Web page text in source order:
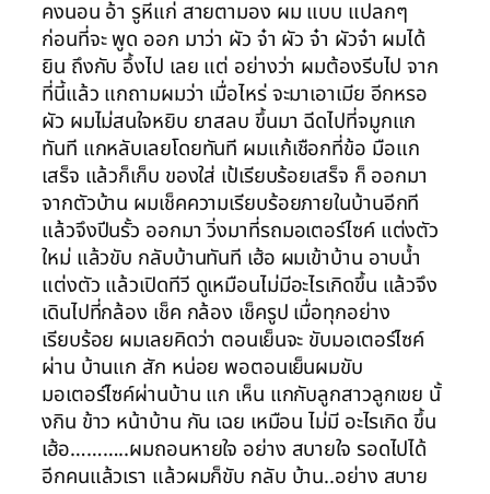
คงนอน อ้า รูหีแก่ สายตามอง ผม แบบ แปลกๆ
ก่อนที่จะ พูด ออก มาว่า ผัว จ๋า ผัว จ๋า ผัวจ๋า ผมได้
ยิน ถึงกับ อึ้งไป เลย แต่ อย่างว่า ผมต้องรีบไป จาก
ที่นี้แล้ว แกถามผมว่า เมื่อไหร่ จะมาเอาเมีย อีกหรอ
ผัว ผมไม่สนใจหยิบ ยาสลบ ขึ้นมา ฉีดไปที่จมูกแก
ทันที แกหลับเลยโดยทันที ผมแก้เชือกที่ข้อ มือแก
เสร็จ แล้วก็เก็บ ของใส่ เป้เรียบร้อยเสร็จ ก็ ออกมา
จากตัวบ้าน ผมเช็คความเรียบร้อยภายในบ้านอีกที
แล้วจึงปีนรั้ว ออกมา วิ่งมาที่รถมอเตอร์ไซค์ แต่งตัว
ใหม่ แล้วขับ กลับบ้านทันที เฮ้อ ผมเข้าบ้าน อาบน้ำ
แต่งตัว แล้วเปิดทีวี ดูเหมือนไม่มีอะไรเกิดขึ้น แล้วจึง
เดินไปที่กล้อง เช็ค กล้อง เช็ครูป เมื่อทุกอย่าง
เรียบร้อย ผมเลยคิดว่า ตอนเย็นจะ ขับมอเตอร์ไซค์
ผ่าน บ้านแก สัก หน่อย พอตอนเย็นผมขับ
มอเตอร์ไซค์ผ่านบ้าน แก เห็น แกกับลูกสาวลูกเขย นั้
งกิน ข้าว หน้าบ้าน กัน เฉย เหมือน ไม่มี อะไรเกิด ขึ้น
เฮ้อ………..ผมถอนหายใจ อย่าง สบายใจ รอดไปได้
อีกคนแล้วเรา แล้วผมก็ขับ กลับ บ้าน..อย่าง สบาย